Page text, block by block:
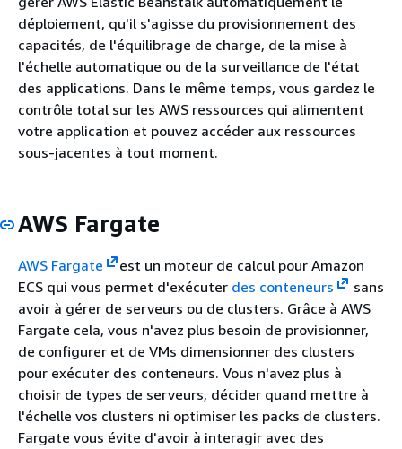
déploiement, qu'il s'agisse du provisionnement des
capacités, de l'équilibrage de charge, de la mise à
l'échelle automatique ou de la surveillance de l'état
des applications. Dans le même temps, vous gardez le
contrôle total sur les AWS ressources qui alimentent
votre application et pouvez accéder aux ressources
sous-jacentes à tout moment.
AWS Fargate
AWS Fargate
est un moteur de calcul pour Amazon
ECS qui vous permet d'exécuter des conteneurs
sans
avoir à gérer de serveurs ou de clusters. Grâce à AWS
Fargate cela, vous n'avez plus besoin de provisionner,
de configurer et de VMs dimensionner des clusters
pour exécuter des conteneurs. Vous n'avez plus à
choisir de types de serveurs, décider quand mettre à
l'échelle vos clusters ni optimiser les packs de clusters.
Fargate vous évite d'avoir à interagir avec des